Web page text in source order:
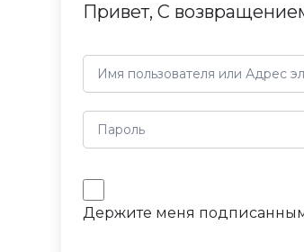
Привет, С
Держите меня